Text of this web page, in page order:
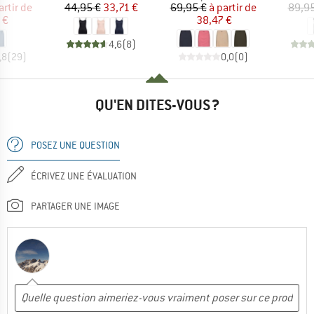
réduit
de
(29)
Prix
44,95 €Prix réduit
33,71 €
4,6(8)
Prix
69,95 € Prix réduit
à partir de
38,47 €
0,0(0)
QU'EN DITES-VOUS ?
POSEZ UNE QUESTION
ÉCRIVEZ UNE ÉVALUATION
PARTAGER UNE IMAGE